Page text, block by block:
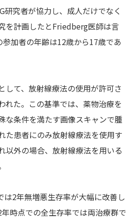
研究者が協力し、成人だけでなく
を計画したとFriedberg医師は言
参加者の年齢は12歳から17歳であ
して、放射線療法の使用が許可さ
れた。この基準では、薬物治療を
な条件を満たす画像スキャンで腫
た患者にのみ放射線療法を使用す
以外の場合、放射線療法を用いる
は2年無増悪生存率が大幅に改善し
時点での全生存率では両治療群で